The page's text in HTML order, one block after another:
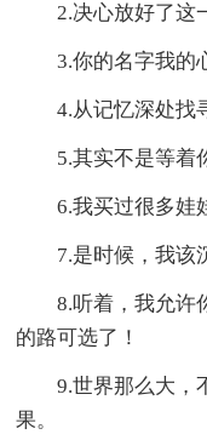
2.决心放好了这
3.你的名字我的
4.从记忆深处找
5.其实不是等着
6.我买过很多娃
7.是时候，我该
8.听着，我允许
的路可选了！
9.世界那么大，
果。